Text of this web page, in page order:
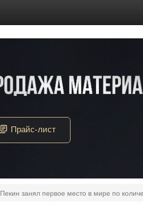
Пекин занял первое место в мире по